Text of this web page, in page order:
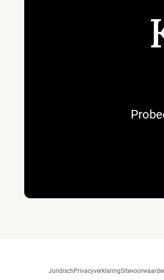
Juridisch Privacyverklaring